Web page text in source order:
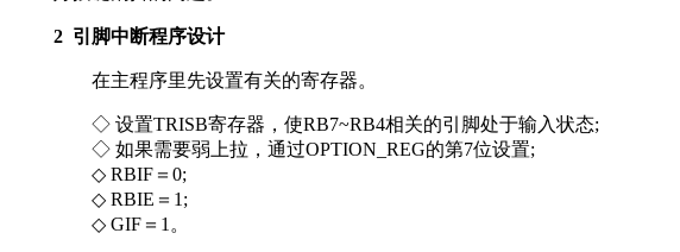
2 引脚中断程序设计
在主程序里先设置有关的寄存器。
◇ 设置TRISB寄存器，使RB7~RB4相关的引脚处于输入状态;
◇ 如果需要弱上拉，通过OPTION_REG的第7位设置;
◇ RBIF＝0;
◇ RBIE＝1;
◇ GIF＝1。